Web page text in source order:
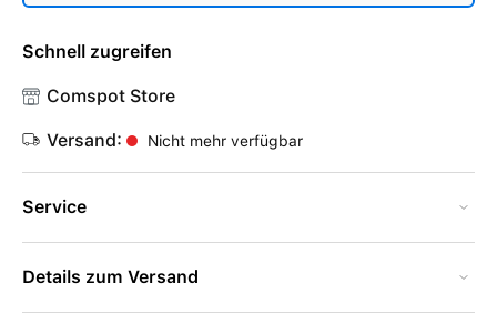
Schnell zugreifen
Comspot Store
Versand: Nicht mehr verfügbar
Service
Details zum Versand